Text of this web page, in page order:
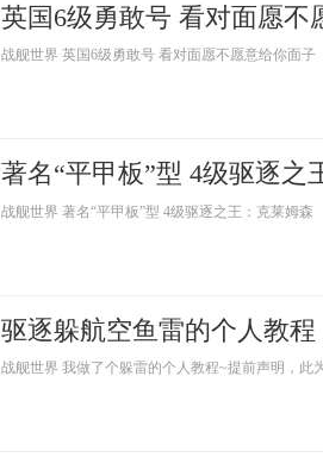
英国6级勇敢号 看对面愿不
战舰世界 英国6级勇敢号 看对面愿不愿意给你面子
著名“平甲板”型 4级驱逐之
战舰世界 著名“平甲板”型 4级驱逐之王：克莱姆森
战舰世界 我做了个躲雷的个人教程~提前声明，此